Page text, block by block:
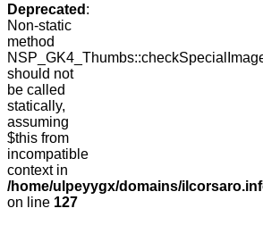
Deprecated :
Non-static
method
should not
be called
statically,
assuming
$this from
incompatible
context in
/home/ulpeyygx/domains/
on line 127